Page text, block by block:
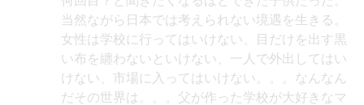
当然ながら日本では考えられない境遇を生きる。
女性は学校に行ってはいけない、目だけを出す黒
い布を纏わないといけない、一人で外出してはい
けない、市場に入ってはいけない。。。なんなん
だその世界は。。。父が作った学校が大好きなマ